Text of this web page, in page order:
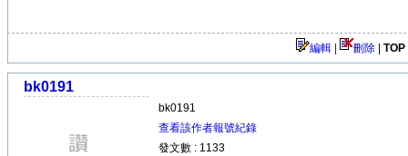
編輯 | 刪除 TOP
bk0191
bk0191
查看該作者報號紀錄
發文數 : 1133